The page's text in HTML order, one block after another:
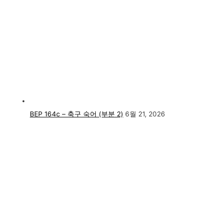
BEP 164c – 축구 숙어 (부분 2) 6월 21, 2026